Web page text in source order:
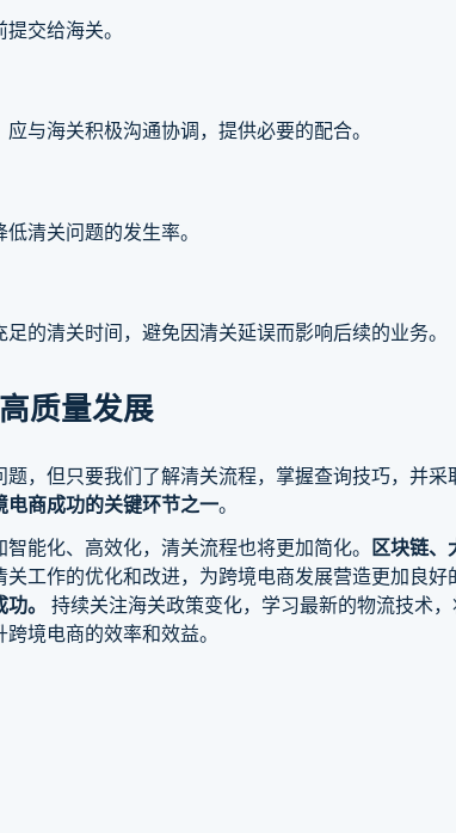
交给海关。
与海关积极沟通协调，提供必要的配合。
清关问题的发生率。
的清关时间，避免因清关延误而影响后续的业务。
质量发展
，但只要我们了解清关流程，掌握查询技巧，并
电商成功的关键环节之一。
能化、高效化，清关流程也将更加简化。 区块链、
工作的优化和改进，为跨境电商发展营造更加良好
。 持续关注海关政策变化，学习最新的物流技术
境电商的效率和效益。